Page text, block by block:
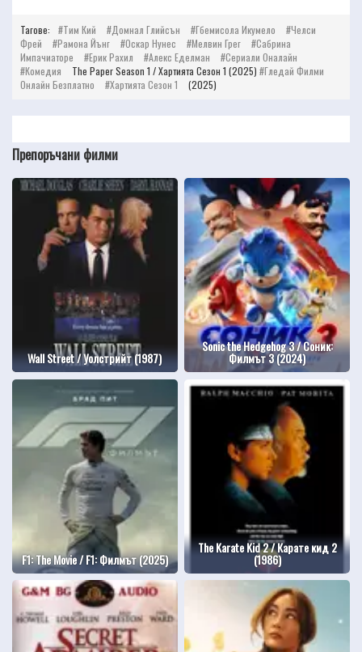
Тагове: Тим Кий Домнал Глийсън Гбемисола Икумело
Челси
Фрей
Рамона Йънг Оскар Нунес Мелвин Грег
Сабрина
Импачиаторе
Ерик Рахил Алекс Еделман
Сериали Оналайн
Комедия
The Paper Season 1 / Хартията Сезон 1 (2025) Гледай Филми
Онлайн Безплатно
Хартията Сезон 1 (2025)
Препоръчани филми
Wall Street / Уолстрийт (1987)
Sonic the Hedgehog 3 / Соник:
Филмът 3 (2024)
F1: The Movie / F1: Филмът (2025)
The Karate Kid 2 / Карате кид 2
(1986)